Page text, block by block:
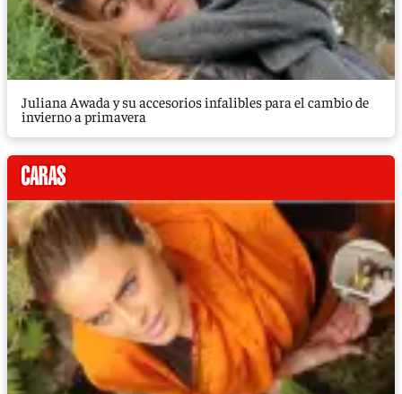
Juliana Awada y su accesorios infalibles para el cambio de
invierno a primavera